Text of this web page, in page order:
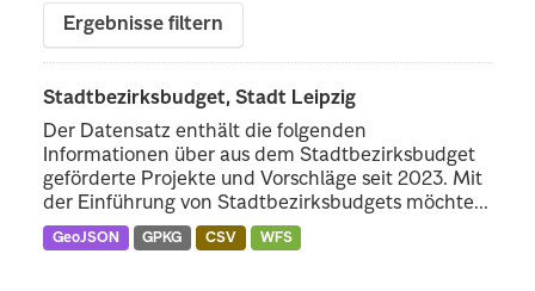
Ergebnisse filtern
Stadtbezirksbudget, Stadt Leipzig
Der Datensatz enthält die folgenden
Informationen über aus dem Stadtbezirksbudget
geförderte Projekte und Vorschläge seit 2023. Mit
der Einführung von Stadtbezirksbudgets möchte...
GeoJSON GPKG CSV WFS